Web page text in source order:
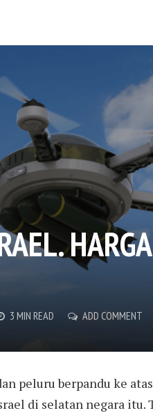
3 MIN READ ADD COMMENT
peluru berpandu ke
di selatan negara itu.